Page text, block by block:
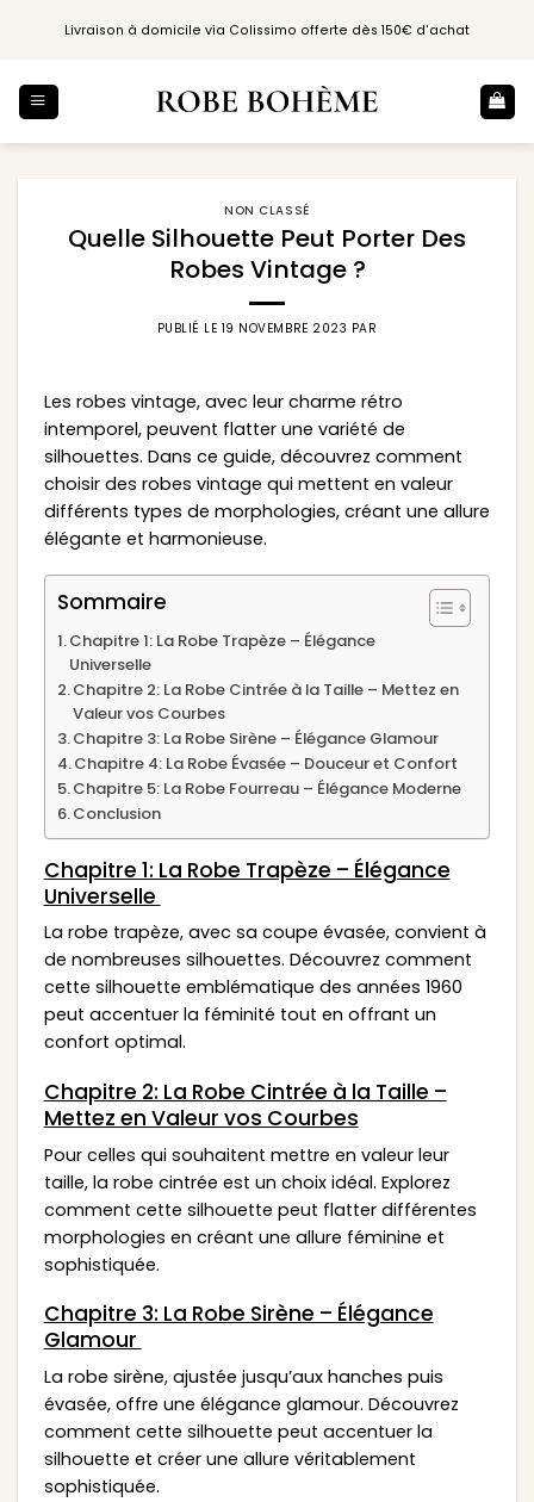
Livraison à domicile via Colissimo offerte dès 150€ d'achat
NON CLASSÉ
Quelle Silhouette Peut Porter Des
Robes Vintage ?
PUBLIÉ LE 19 NOVEMBRE 2023 PAR
Les robes vintage, avec leur charme rétro
intemporel, peuvent flatter une variété de
silhouettes. Dans ce guide, découvrez comment
choisir des robes vintage qui mettent en valeur
différents types de morphologies, créant une allure
élégante et harmonieuse.
Sommaire
Chapitre 1: La Robe Trapèze – Élégance
Universelle
Chapitre 2: La Robe Cintrée à la Taille – Mettez en
Valeur vos Courbes
Chapitre 3: La Robe Sirène – Élégance Glamour
Chapitre 4: La Robe Évasée – Douceur et Confort
Chapitre 5: La Robe Fourreau – Élégance Moderne
Conclusion
Chapitre 1: La Robe Trapèze – Élégance
Universelle
La robe trapèze, avec sa coupe évasée, convient à
de nombreuses silhouettes. Découvrez comment
cette silhouette emblématique des années 1960
peut accentuer la féminité tout en offrant un
confort optimal.
Chapitre 2: La Robe Cintrée à la Taille –
Mettez en Valeur vos Courbes
Pour celles qui souhaitent mettre en valeur leur
taille, la robe cintrée est un choix idéal. Explorez
comment cette silhouette peut flatter différentes
morphologies en créant une allure féminine et
sophistiquée.
Chapitre 3: La Robe Sirène – Élégance
Glamour
La robe sirène, ajustée jusqu’aux hanches puis
évasée, offre une élégance glamour. Découvrez
comment cette silhouette peut accentuer la
silhouette et créer une allure véritablement
sophistiquée.